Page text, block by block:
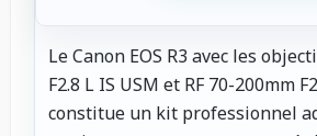
Le Canon EOS R3 avec les
F2.8 L IS USM et RF 70-200mm
constitue un kit professionnel